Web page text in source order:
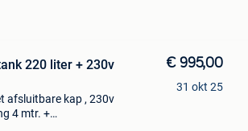
220 liter + 230v
afsluitbare kap , 230v
4 mtr. +
€ 995,00
31 okt 25